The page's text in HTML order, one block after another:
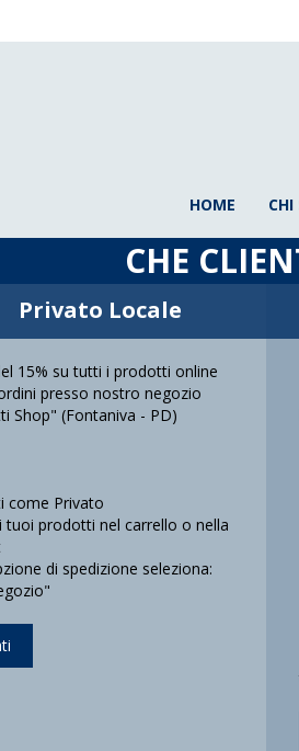
HOME CHI
CHE
Privato Locale
15% su tutti i prodotti online
presso nostro negozio
Shop" (Fontaniva - PD)
come Privato
tuoi prodotti nel carrello o nella
di spedizione seleziona: